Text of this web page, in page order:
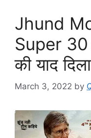
Jhund
Super
की याद
March 3, 2022 by